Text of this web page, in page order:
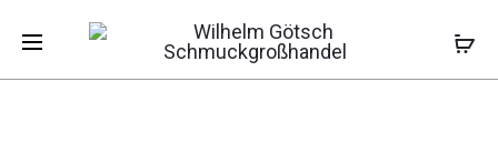
SCHAF
BLUME
Start Kinderschmuck
Kinderohrstecker